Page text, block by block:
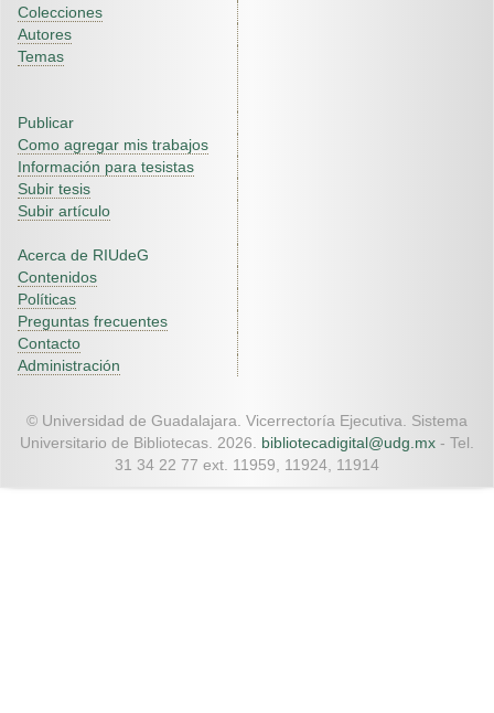
Colecciones
Autores
Temas
Publicar
Como agregar mis trabajos
Información para tesistas
Subir tesis
Subir artículo
Acerca de RIUdeG
Contenidos
Políticas
Preguntas frecuentes
Contacto
Administración
© Universidad de Guadalajara. Vicerrectoría Ejecutiva. Sistema
Universitario de Bibliotecas. 2026. bibliotecadigital@udg.mx - Tel.
31 34 22 77 ext. 11959, 11924, 11914